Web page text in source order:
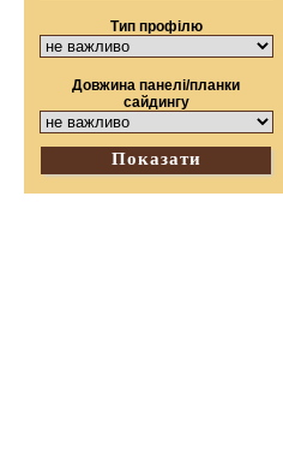
Тип профілю
Довжина панелі/планки
сайдингу
Показати